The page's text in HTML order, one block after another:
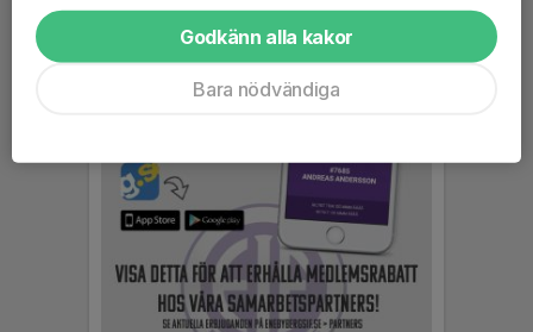
Godkänn alla kakor
Bara nödvändiga